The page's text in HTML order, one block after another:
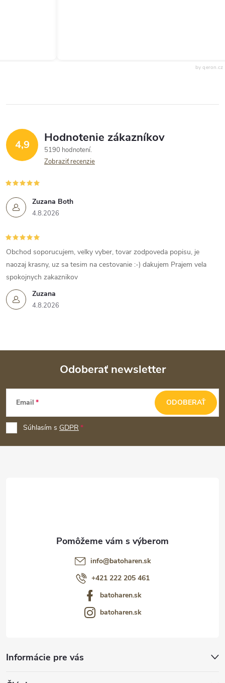
by qeron.cz
4,9 Hodnotenie zákazníkov
5190 hodnotení
Zobraziť recenzie
Zuzana Both
4.8.2026
Zuzana
4.8.2026
Obchod soporucujem, velky vyber, tovar zodpoveda popisu, je
naozaj krasny, uz sa tesim na cestovanie :-) dakujem Prajem vela
spokojnych zakaznikov
Z
p
ä
Odoberať newsletter
Email
Súhlasím s GDPR
ODOBERAŤ
Informácie pre vás
info@batoharen.sk
+421 222 205 461
batoharen.sk
batoharen.sk